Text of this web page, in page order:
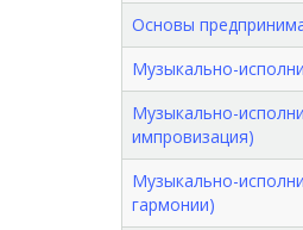
Основы
Музыкально-
Музыкально-
импровизация)
Музыкально-
гармонии)